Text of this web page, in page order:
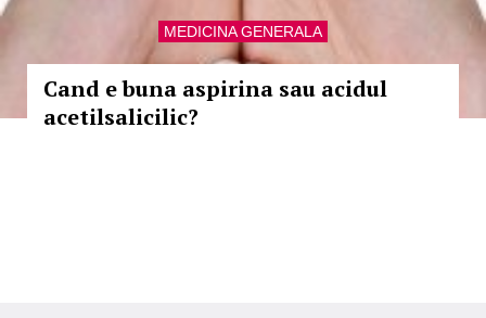
MEDICINA GENERALA
Cand e buna aspirina sau acidul
acetilsalicilic?